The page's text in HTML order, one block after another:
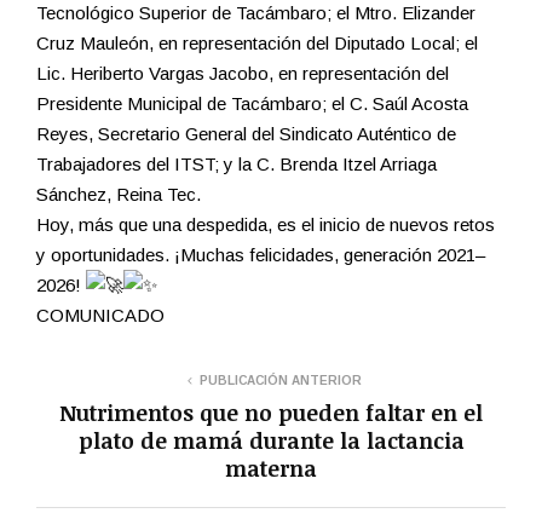
Tecnológico Superior de Tacámbaro; el Mtro. Elizander
Cruz Mauleón, en representación del Diputado Local; el
Lic. Heriberto Vargas Jacobo, en representación del
Presidente Municipal de Tacámbaro; el C. Saúl Acosta
Reyes, Secretario General del Sindicato Auténtico de
Trabajadores del ITST; y la C. Brenda Itzel Arriaga
Sánchez, Reina Tec.
Hoy, más que una despedida, es el inicio de nuevos retos
y oportunidades. ¡Muchas felicidades, generación 2021–
2026!
COMUNICADO
PUBLICACIÓN ANTERIOR
Nutrimentos que no pueden faltar en el
plato de mamá durante la lactancia
materna